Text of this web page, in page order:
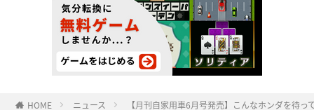
HOME ニュース 【月刊自家用車6月号発売】こんなホンダを待